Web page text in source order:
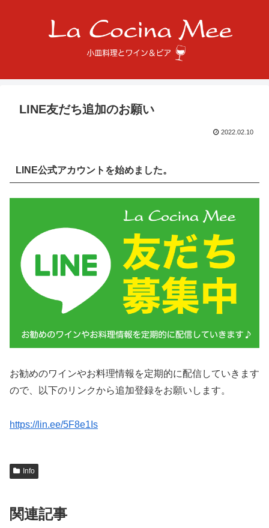
LINE友だち追加のお願い
2022.02.10
LINE公式アカウントを始めました。
お勧めのワインやお料理情報を定期的に配信していきます
ので、以下のリンクから追加登録をお願いします。
https://lin.ee/5F8e1Is
Info
関連記事